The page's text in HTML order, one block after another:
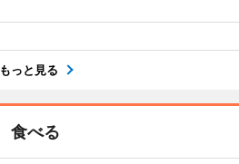
もっと見る
食べる